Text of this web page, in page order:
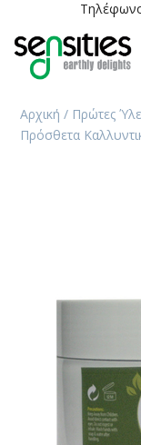
Αρχική / Πρώτες
Πρόσθετα